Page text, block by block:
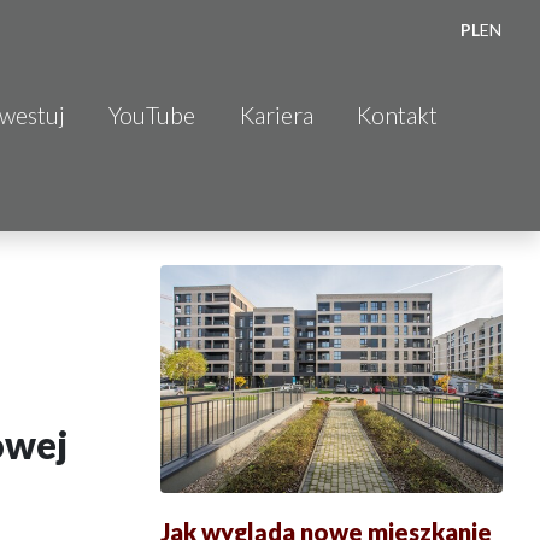
YouTube Kariera Kontakt
PLEN
Jak wygląda nowe mieszkanie